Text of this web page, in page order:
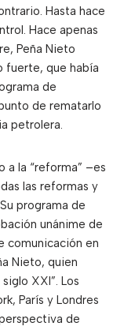
Hasta hace
Hace apenas
Peña Nieto
fuerte, que había
de
de rematarlo
petrolera.
a la “reforma” –es
las reformas y
programa de
unánime de
comunicación en
Nieto, quien
XXI”. Los
París y Londres
de